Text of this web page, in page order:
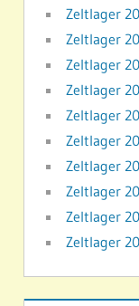
Zeltlager
Zeltlager
Zeltlager
Zeltlager
Zeltlager
Zeltlager
Zeltlager
Zeltlager
Zeltlager
Zeltlager